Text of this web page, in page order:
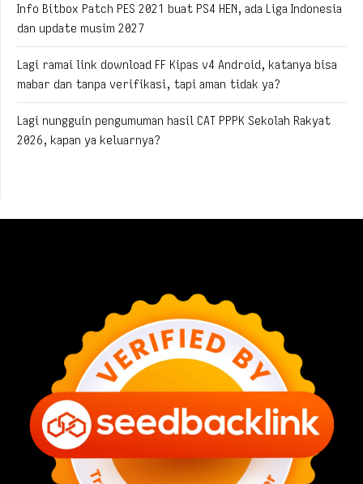
Info Bitbox Patch PES 2021 buat PS4 HEN, ada Liga Indonesia
dan update musim 2027
Lagi ramai link download FF Kipas v4 Android, katanya bisa
mabar dan tanpa verifikasi, tapi aman tidak ya?
Lagi nungguin pengumuman hasil CAT PPPK Sekolah Rakyat
2026, kapan ya keluarnya?